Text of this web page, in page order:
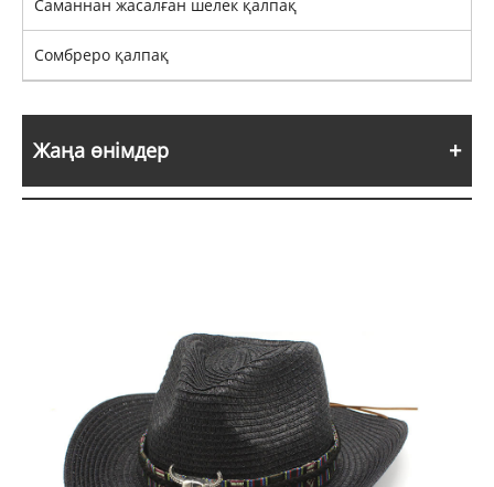
Саманнан жасалған шелек қалпақ
Сомбреро қалпақ
Жаңа өнімдер